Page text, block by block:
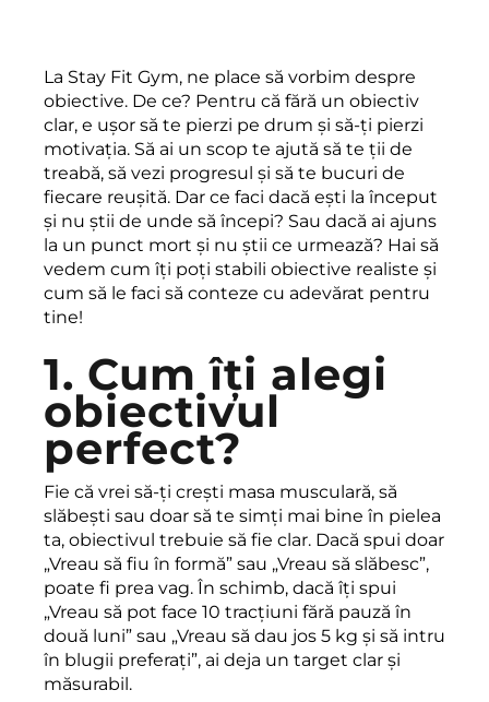
La Stay Fit Gym, ne place să vorbim despre
obiective. De ce? Pentru că fără un obiectiv
clar, e ușor să te pierzi pe drum și să-ți pierzi
motivația. Să ai un scop te ajută să te ții de
treabă, să vezi progresul și să te bucuri de
fiecare reușită. Dar ce faci dacă ești la început
și nu știi de unde să începi? Sau dacă ai ajuns
la un punct mort și nu știi ce urmează? Hai să
vedem cum îți poți stabili obiective realiste și
cum să le faci să conteze cu adevărat pentru
tine!
1. Cum îți alegi
obiectivul
perfect?
Fie că vrei să-ți crești masa musculară, să
slăbești sau doar să te simți mai bine în pielea
ta, obiectivul trebuie să fie clar. Dacă spui doar
„Vreau să fiu în formă” sau „Vreau să slăbesc”,
poate fi prea vag. În schimb, dacă îți spui
„Vreau să pot face 10 tracțiuni fără pauză în
două luni” sau „Vreau să dau jos 5 kg și să intru
în blugii preferați”, ai deja un target clar și
măsurabil.